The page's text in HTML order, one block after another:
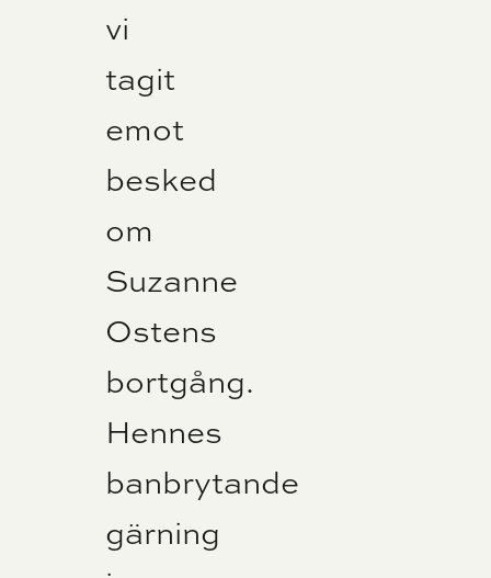
vi
tagit
emot
besked
om
Suzanne
Ostens
bortgång.
Hennes
banbrytande
gärning